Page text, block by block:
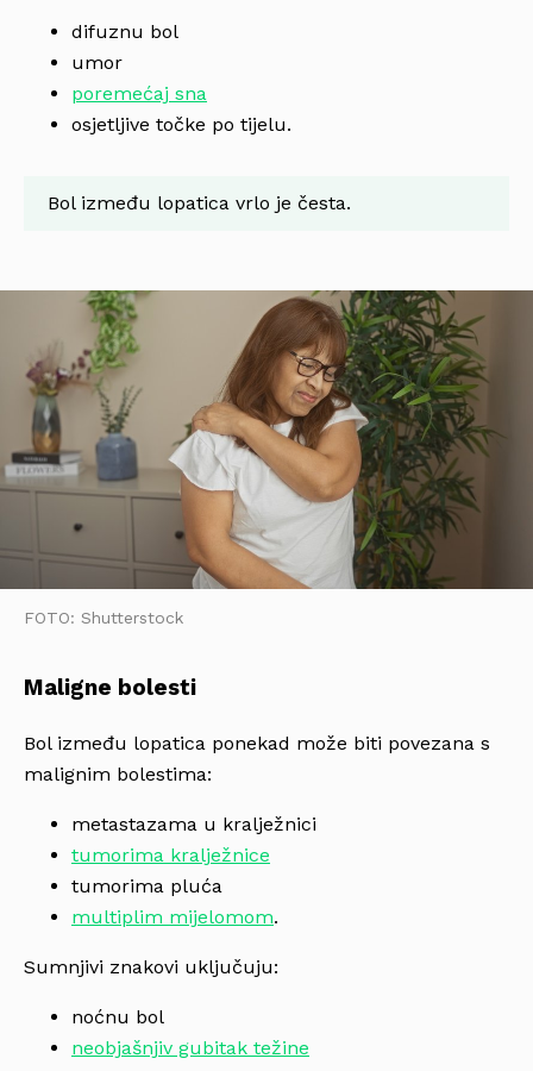
difuznu bol
umor
poremećaj sna
osjetljive točke po tijelu.
Bol između lopatica vrlo je česta.
FOTO: Shutterstock
Maligne bolesti
Bol između lopatica ponekad može biti povezana s
malignim bolestima:
metastazama u kralježnici
tumorima kralježnice
tumorima pluća
multiplim mijelomom.
Sumnjivi znakovi uključuju:
noćnu bol
neobjašnjiv gubitak težine